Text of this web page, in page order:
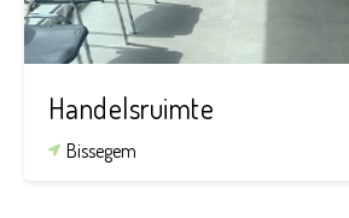
Handelsruimte
Bissegem